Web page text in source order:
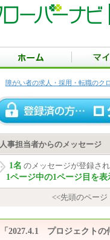
障がい者の求人・採用・転職のク
人事担当者からのメッセージ
1名 のメッセージが登録され
1ページ中の1ページ目を表
<<先頭のページ
「2027.4.1 プロジェクトの